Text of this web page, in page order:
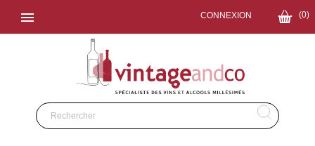
 (0)
CONNEXION